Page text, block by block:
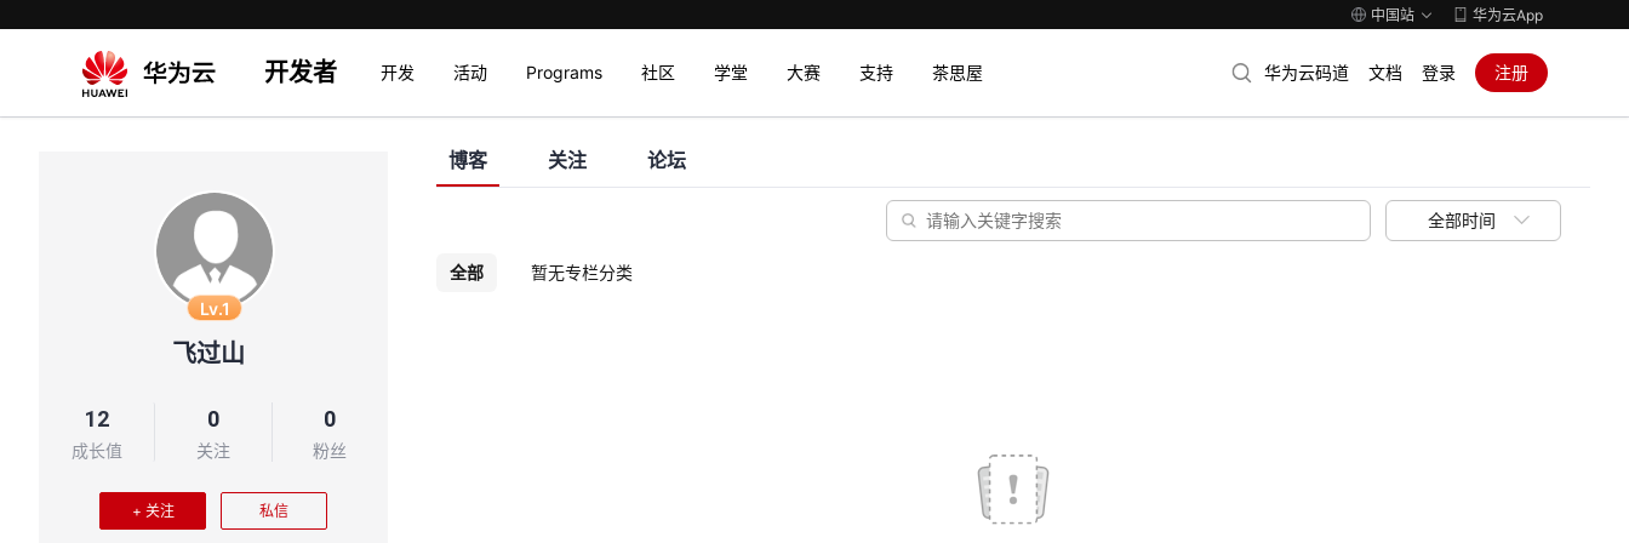
中国站 华为云App
开发者 开发 活动 Programs 社区 学堂 大赛 支持 茶思屋 华为云码道 文档 登录 注册
Lv.1
飞过山
12
成长值
0
关注
0
粉丝
+ 关注 私信
博客 关注 论坛
全部时间
全部 暂无专栏分类